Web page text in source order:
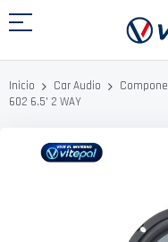
al
Inicio Car Audio
602 6.5' 2 WAY